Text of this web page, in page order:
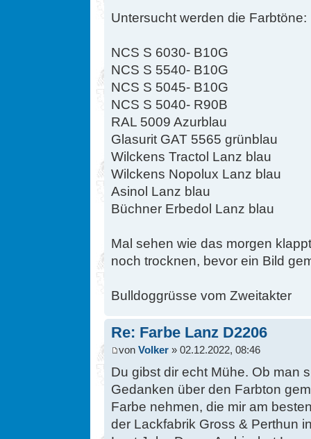
Untersucht werden die Farbtöne:
NCS S 6030- B10G
NCS S 5540- B10G
NCS S 5045- B10G
NCS S 5040- R90B
RAL 5009 Azurblau
Glasurit GAT 5565 grünblau
Wilckens Tractol Lanz blau
Wilckens Nopolux Lanz blau
Asinol Lanz blau
Büchner Erbedol Lanz blau
Mal sehen wie das morgen
noch trocknen, bevor ein Bild
Bulldoggrüsse vom Zweitakter
Re: Farbe Lanz D2206
von Volker » 02.12.2022, 08:46
Du gibst dir echt Mühe. Ob man
Gedanken über den Farbton
Farbe nehmen, die mir am
der Lackfabrik Gross & Perthun